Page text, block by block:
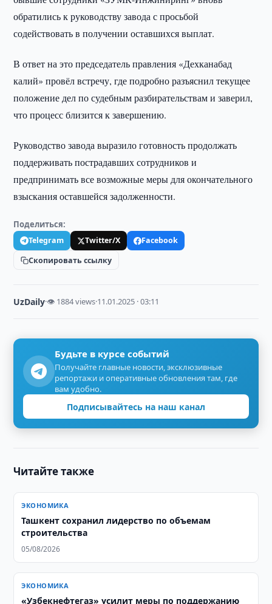
обратились к руководству завода с просьбой
содействовать в получении оставшихся выплат.
В ответ на это председатель правления «Дехканабад
калий» провёл встречу, где подробно разъяснил текущее
положение дел по судебным разбирательствам и заверил,
что процесс близится к завершению.
Руководство завода выразило готовность продолжать
поддерживать пострадавших сотрудников и
предпринимать все возможные меры для окончательного
взыскания оставшейся задолженности.
Поделиться:
Telegram Twitter/X
Facebook
Скопировать ссылку
UzDaily·👁 1884 views·11.01.2025 · 03:11
Будьте в курсе событий
Получайте главные новости, эксклюзивные
репортажи и оперативные обновления там, где
вам удобно.
Подписывайтесь на наш канал
Читайте также
ЭКОНОМИКА
Ташкент сохранил лидерство по объемам
строительства
05/08/2026
ЭКОНОМИКА
«Узбекнефтегаз» усилит меры по поддержанию